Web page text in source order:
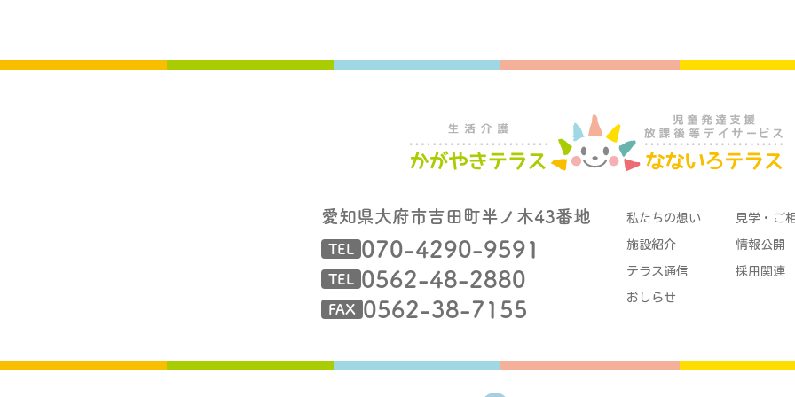
愛知県大府市吉田町半ノ木43番地
TEL 070-4290-9591
TEL 0562-48-2880
FAX 0562-38-7155
私たちの想い 見学・ご
施設紹介 情報公開
テラス通信 採用関連
おしらせ